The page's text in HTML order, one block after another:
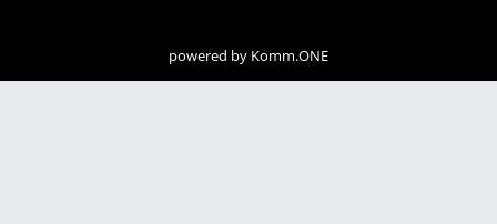
powered by Komm.ONE